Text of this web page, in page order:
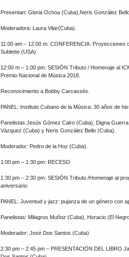
Presentan: Gloria Ochoa (Cuba),Neris González
Moderadora: Laura Vilar(Cuba).
11:00 am – 12:00 m: CONFERENCIA:
Sublette (USA)
12:00 m – 1:00 pm: SESIÓN Tributo / Homenaje al
Premio Nacional de Música 2018.
Reconocimiento a Bobby Carcassés.
PANEL: Instituto Cubano de la Música: 30 años de
Panelistas:Jesús Gómez Cairo (Cuba), Digna
Vázquez (Cuba) y Neris González Bello (Cuba).
Moderador: Pedro de la Hoz (Cuba).
1:00 pm – 1:30 pm: RECESO
1:30 pm – 2:30 pm: SESIÓN Tributo /Homenaje al
aniversario.
PANEL: Juventud y jazz: pujanza de un género con
Panelistas: Milagros Muñoz (Cuba), Horacio (El
Moderador: José Dos Santos (Cuba)
2:30 pm – 2:45 pm – PRESENTACIÓN DEL LIBRO